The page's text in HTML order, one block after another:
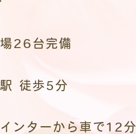
26台完備
徒歩5分
ンターから車で12分